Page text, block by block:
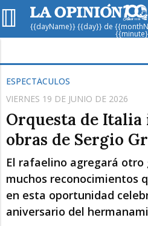
{{dayName}} {{day}} de
ESPECTÁCULOS
VIERNES 19 DE JUNIO DE 2026
Orquesta de
obras de Sergio
El rafaelino agregará otro
muchos reconocimientos
en esta oportunidad
aniversario del